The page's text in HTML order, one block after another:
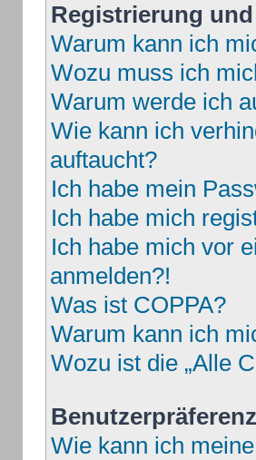
Registrierung
Warum kann ich
Wozu muss ich
Warum werde ich
Wie kann ich
auftaucht?
Ich habe mein
Ich habe mich
Ich habe mich vor
anmelden?!
Was ist COPPA?
Warum kann ich
Wozu ist die „Alle
Wie kann ich